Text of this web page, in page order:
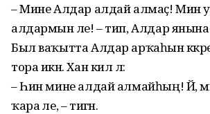
– Мине Алдар алдай алмаҫ! Мин
алдармын әле! – тип, Алдар янына
Был ваҡытта Алдар арҡаһын
тора икән. Хан килә лә:
– Һин мине алдай алмайһың! Йә,
ҡара әле, – тигән.